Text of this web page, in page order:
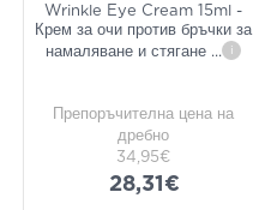
Wrinkle Eye Cream 15ml -
Крем за очи против бръчки за
намаляване и стягане ... i
Препоръчителна цена на
дребно
34,95€
28,31€